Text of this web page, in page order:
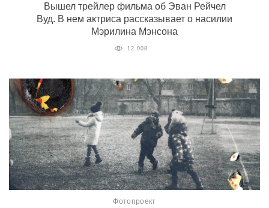
Вышел трейлер фильма об Эван Рейчел
Вуд. В нем актриса рассказывает о насилии
Мэрилина Мэнсона
12 008
Фотопроект